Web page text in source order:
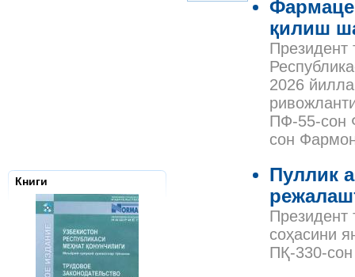
Книги
қилиш
Президент
2026
ПФ-55-сон
сон
Пуллик
Президент
соҳасини
ПҚ-330-